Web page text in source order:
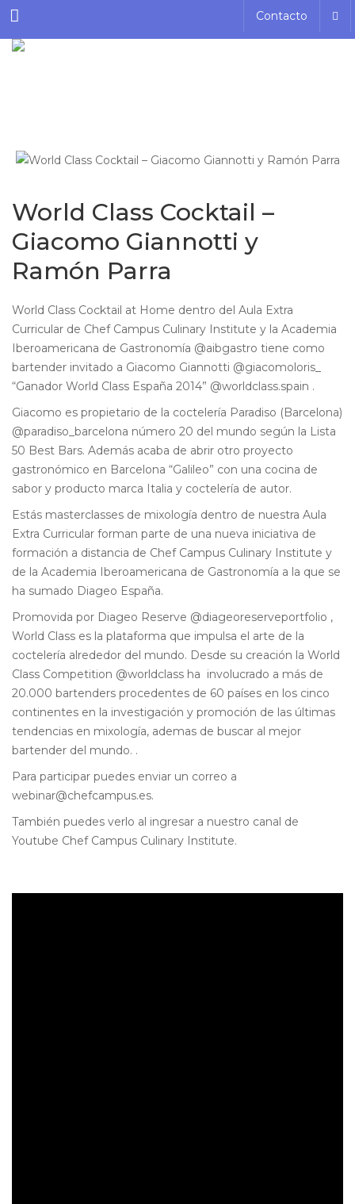
Menu Contacto
World Class Cocktail –
Giacomo Giannotti y
Ramón Parra
World Class Cocktail at Home dentro del Aula Extra
Curricular de Chef Campus Culinary Institute y la Academia
Iberoamericana de Gastronomía @aibgastro tiene como
bartender invitado a Giacomo Giannotti @giacomoloris_
“Ganador World Class España 2014” @worldclass.spain .
Giacomo es propietario de la coctelería Paradiso (Barcelona)
@paradiso_barcelona número 20 del mundo según la Lista
50 Best Bars. Además acaba de abrir otro proyecto
gastronómico en Barcelona “Galileo” con una cocina de
sabor y producto marca Italia y coctelería de autor.
Estás masterclasses de mixología dentro de nuestra Aula
Extra Curricular forman parte de una nueva iniciativa de
formación a distancia de Chef Campus Culinary Institute y
de la Academia Iberoamericana de Gastronomía a la que se
ha sumado Diageo España.
Promovida por Diageo Reserve @diageoreserveportfolio ,
World Class es la plataforma que impulsa el arte de la
coctelería alrededor del mundo. Desde su creación la World
Class Competition @worldclass ha involucrado a más de
20.000 bartenders procedentes de 60 países en los cinco
continentes en la investigación y promoción de las últimas
tendencias en mixología, ademas de buscar al mejor
bartender del mundo. .
Para participar puedes enviar un correo a
webinar@chefcampus.es.
También puedes verlo al ingresar a nuestro canal de
Youtube Chef Campus Culinary Institute.